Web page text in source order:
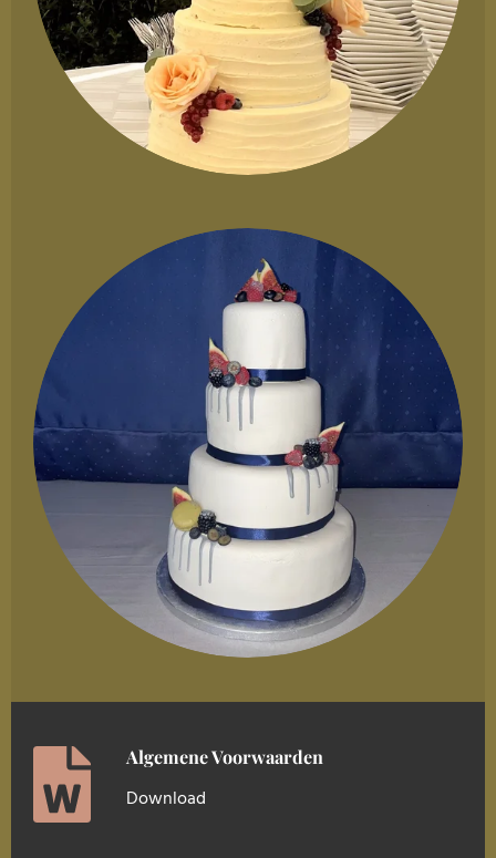
Algemene Voorwaarden
Download